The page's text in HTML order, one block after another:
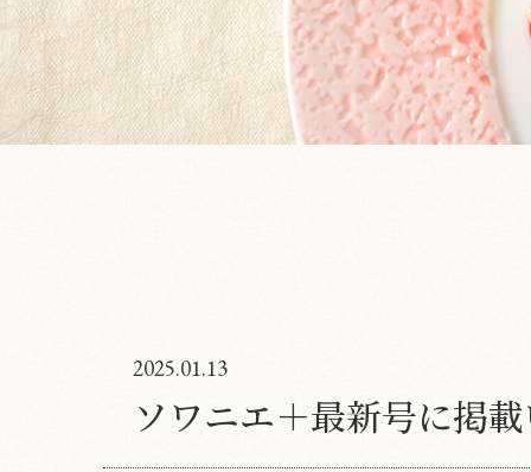
2025.01.13
ソワニエ＋最新号に掲